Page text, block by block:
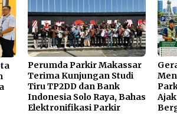
Perumda Parkir Makassar
Terima Kunjungan Studi
Tiru TP2DD dan Bank
Indonesia Solo Raya, Bahas
Elektronifikasi Parkir